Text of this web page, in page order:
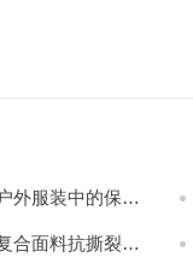
外服装中的保暖
合面料抗撕裂与